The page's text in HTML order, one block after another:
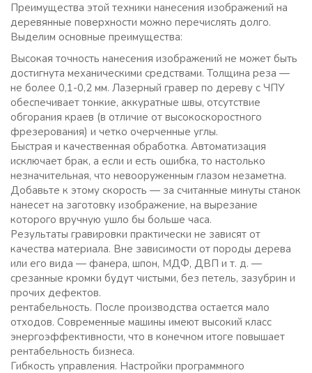
Преимущества этой техники нанесения изображений на
деревянные поверхности можно перечислять долго.
Выделим основные преимущества:
Высокая точность нанесения изображений не может быть
достигнута механическими средствами. Толщина реза —
не более 0,1-0,2 мм. Лазерный гравер по дереву с ЧПУ
обеспечивает тонкие, аккуратные швы, отсутствие
обгорания краев (в отличие от высокоскоростного
фрезерования) и четко очерченные углы.
Быстрая и качественная обработка. Автоматизация
исключает брак, а если и есть ошибка, то настолько
незначительная, что невооруженным глазом незаметна.
Добавьте к этому скорость — за считанные минуты станок
нанесет на заготовку изображение, на вырезание
которого вручную ушло бы больше часа.
Результаты гравировки практически не зависят от
качества материала. Вне зависимости от породы дерева
или его вида — фанера, шпон, МДФ, ДВП и т. д. —
срезанные кромки будут чистыми, без петель, зазубрин и
прочих дефектов.
рентабельность. После производства остается мало
отходов. Современные машины имеют высокий класс
энергоэффективности, что в конечном итоге повышает
рентабельность бизнеса.
Гибкость управления. Настройки программного